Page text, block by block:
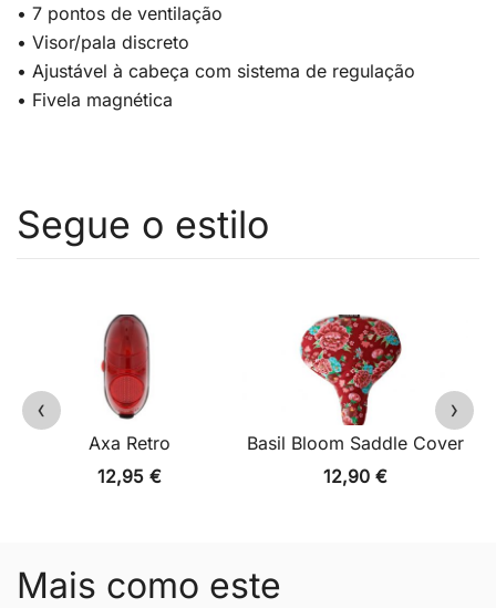
• 7 pontos de ventilação
• Visor/pala discreto
• Ajustável à cabeça com sistema de regulação
• Fivela magnética
‹
Axa Retro
12,95 €
Basil Bloom Saddle Cover
12,90 €
›
Mais como este